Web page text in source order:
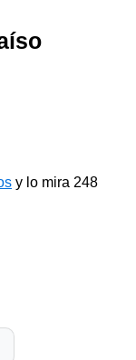
y lo mira 248